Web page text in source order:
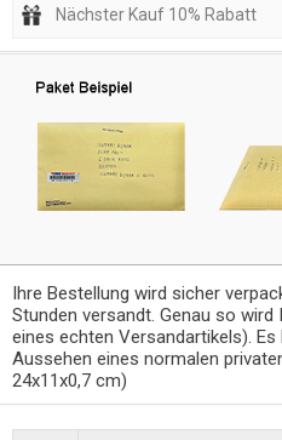
Nächster Kauf 10% Rabatt
Ihre Bestellung wird sicher
Stunden versandt. Genau so wird
eines echten Versandartikels).
Aussehen eines normalen
24x11x0,7 cm)